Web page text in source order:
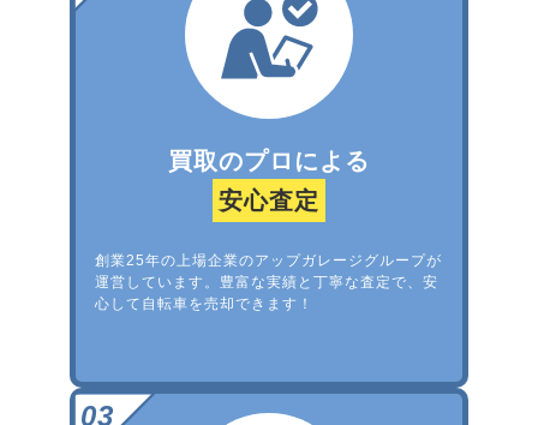
買取のプロによる
安心査定
創業25年の上場企業のアップガレージグループが
運営しています。豊富な実績と丁寧な査定で、安
心して自転車を売却できます！